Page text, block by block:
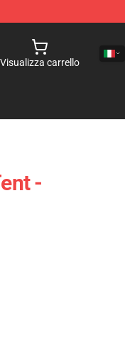
Visualizza carrello
-